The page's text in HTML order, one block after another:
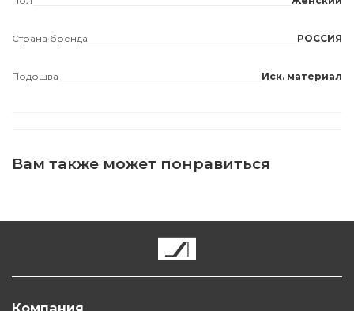
Страна бренда РОССИЯ
Подошва Иск. материал
Вам также может понравиться
Компания